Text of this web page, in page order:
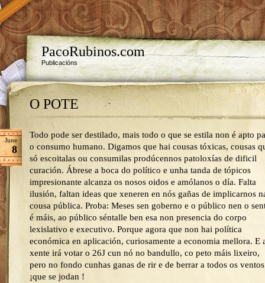
PacoRubinos.com
Publicacións
O POTE
June
8
Todo pode ser destilado, mais todo o que se estila non é apto
o consumo humano. Digamos que hai cousas tóxicas, cousas
só escoitalas ou consumilas prodúcennos patoloxías de dificil
curación. Ábrese a boca do político e unha tanda de tópicos
impresionante alcanza os nosos oidos e amólanos o día. Falta
ilusión, faltan ideas que xeneren en nós gañas de implicarnos
cousa pública. Proba: Meses sen goberno e o público nen o
é máis, ao público séntalle ben esa non presencia do corpo
lexislativo e executivo. Porque agora que non hai política
económica en aplicación, curiosamente a economia mellora. E
xente irá votar o 26J cun nó no bandullo, co peto máis lixeiro,
pero no fondo cunhas ganas de rir e de berrar a todos os
¡que se jodan !